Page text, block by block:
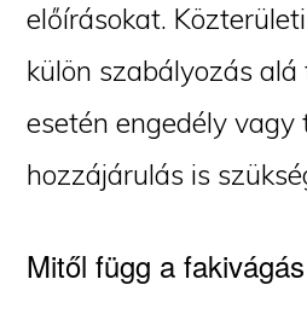
előírásokat.
külön szabályozás
esetén engedély vagy
hozzájárulás is
Mitől függ a